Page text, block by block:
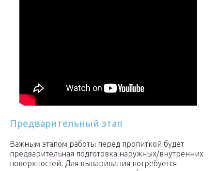
Предварительный этап
Важным этапом работы перед пропиткой будет
предварительная подготовка наружных/внутренних
поверхностей. Для вываривания потребуется